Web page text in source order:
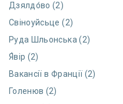
Дзялдо́во (2)
Свіноуйсьце (2)
Руда Шльонська (2)
Я́вір (2)
Вакансії в Франції (2)
Голенюв (2)